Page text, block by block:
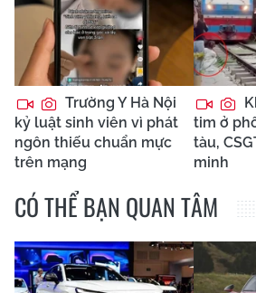
Trường Y Hà Nội
kỷ luật sinh viên vì phát
ngôn thiếu chuẩn mực
trên mạng
tim ở
tàu,
minh
CÓ THỂ BẠN QUAN TÂM